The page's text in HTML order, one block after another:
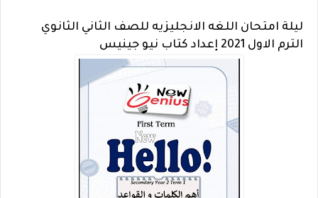
ليلة امتحان اللغه الانجليزيه للصف الثاني الثانوي
الترم الاول 2021 إعداد كتاب نيو جينيس